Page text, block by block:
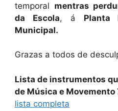
temporal mentras
da Escola, á Planta
Municipal.
Grazas a todos de
Lista de instrumentos
de Música e Movemento
lista completa